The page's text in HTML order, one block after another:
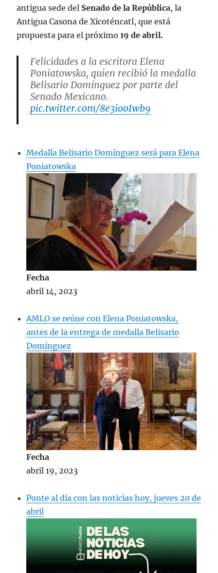
antigua sede del Senado de la República, la
Antigua Casona de Xicoténcatl, que está
propuesta para el próximo19 de abril.
Felicidades a la escritora Elena
Poniatowska, quien recibió la medalla
Belisario Domínguez por parte del
Senado Mexicano.
pic.twitter.com/8e3iooIwb9
Medalla Belisario Domínguez será para Elena
Poniatowska
Fecha
abril 14, 2023
AMLO se reúne con Elena Poniatowska,
antes de la entrega de medalla Belisario
Domínguez
Fecha
abril 19, 2023
Ponte al día con las noticias hoy, jueves 20 de
abril